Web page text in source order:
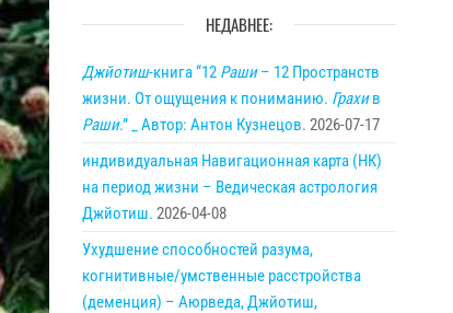
НЕДАВНЕЕ:
Джйотиш-книга “12 Раши– 12 Пространств
жизни. От ощущения к пониманию. Грахив
Раши.” _ Автор: Антон Кузнецов. 2026-07-17
индивидуальная Навигационная карта (НК)
на период жизни – Ведическая астрология
Джйотиш. 2026-04-08
Ухудшение способностей разума,
когнитивные/умственные расстройства
(деменция) – Аюрведа, Джйотиш,